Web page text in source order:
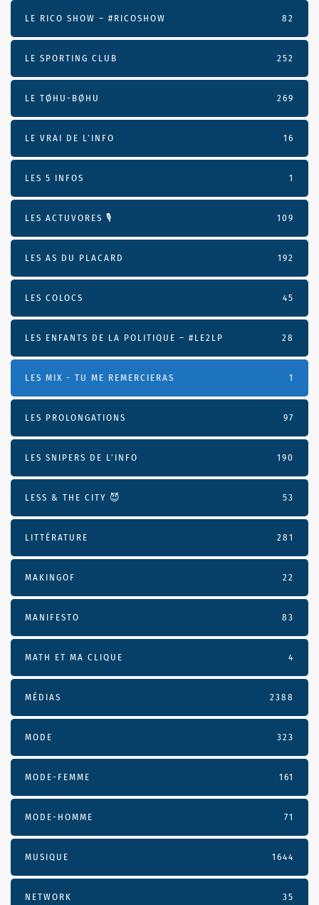
LE RICO SHOW – #RICOSHOW 82
LE SPORTING CLUB 252
LE TØHU-BØHU 269
LE VRAI DE L’INFO 16
LES 5 INFOS 1
LES ACTUVORES 🎙 109
LES AS DU PLACARD 192
LES COLOCS 45
LES ENFANTS DE LA POLITIQUE – #LE2LP 28
LES MIX - TU ME REMERCIERAS 1
LES PROLONGATIONS 97
LES SNIPERS DE L’INFO 190
LESS & THE CITY 😈 53
LITTÉRATURE 281
MAKINGOF 22
MANIFESTO 83
MATH ET MA CLIQUE 4
MÉDIAS 2388
MODE 323
MODE-FEMME 161
MODE-HOMME 71
MUSIQUE 1644
NETWORK 35